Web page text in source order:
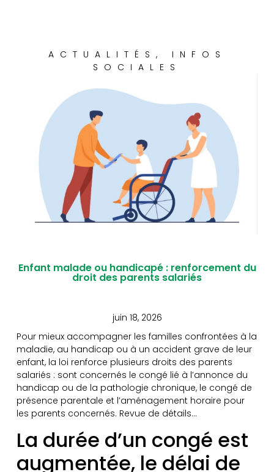
ACTUALITÉS , INFOS
SOCIALES
Enfant malade ou handicapé : renforcement du
droit des parents salariés
juin 18, 2026
Pour mieux accompagner les familles confrontées à la
maladie, au handicap ou à un accident grave de leur
enfant, la loi renforce plusieurs droits des parents
salariés : sont concernés le congé lié à l’annonce du
handicap ou de la pathologie chronique, le congé de
présence parentale et l’aménagement horaire pour
les parents concernés. Revue de détails…
La durée d’un congé est
augmentée, le délai de